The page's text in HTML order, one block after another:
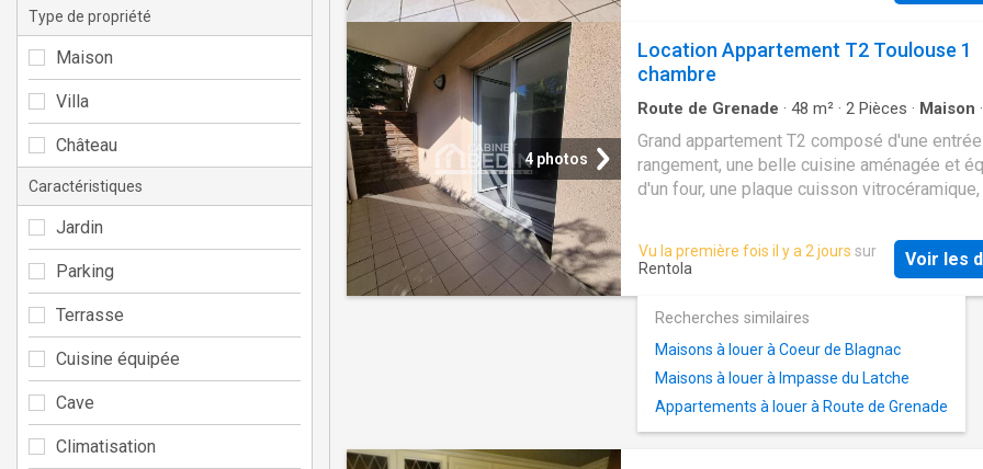
4 photos
Location Appartement T2 Toulouse 1
chambre
Route de Grenade · 48 m² · 2 Pièces · Maison ·
Grand appartement T2 composé d'une
rangement, une belle cuisine aménagée et
d'un four, une plaque cuisson vitrocéramique,
privatif sans vis-à-vis, une chambre avec
une salle de bains et un wc. Parking aérien.
Vu la première fois il y a 2 jours sur
Rentola
Voir les
Recherches similaires
Maisons à louer à Coeur de Blagnac
Maisons à louer à Impasse du Latche
Appartements à louer à Route de Grenade
Type de propriété
Maison
Villa
Château
Caractéristiques
Jardin
Parking
Terrasse
Cuisine équipée
Cave
Climatisation